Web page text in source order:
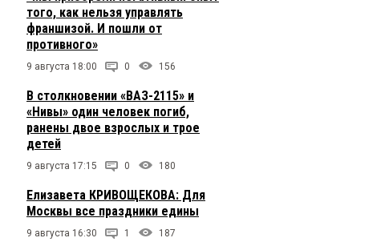
того, как нельзя управлять
франшизой. И пошли от
противного»
9 августа 18:00 0 156
В столкновении «ВАЗ-2115» и
«Нивы» один человек погиб,
ранены двое взрослых и трое
детей
9 августа 17:15 0 180
Елизавета КРИВОЩЕКОВА: Для
Москвы все праздники едины
9 августа 16:30 1 187